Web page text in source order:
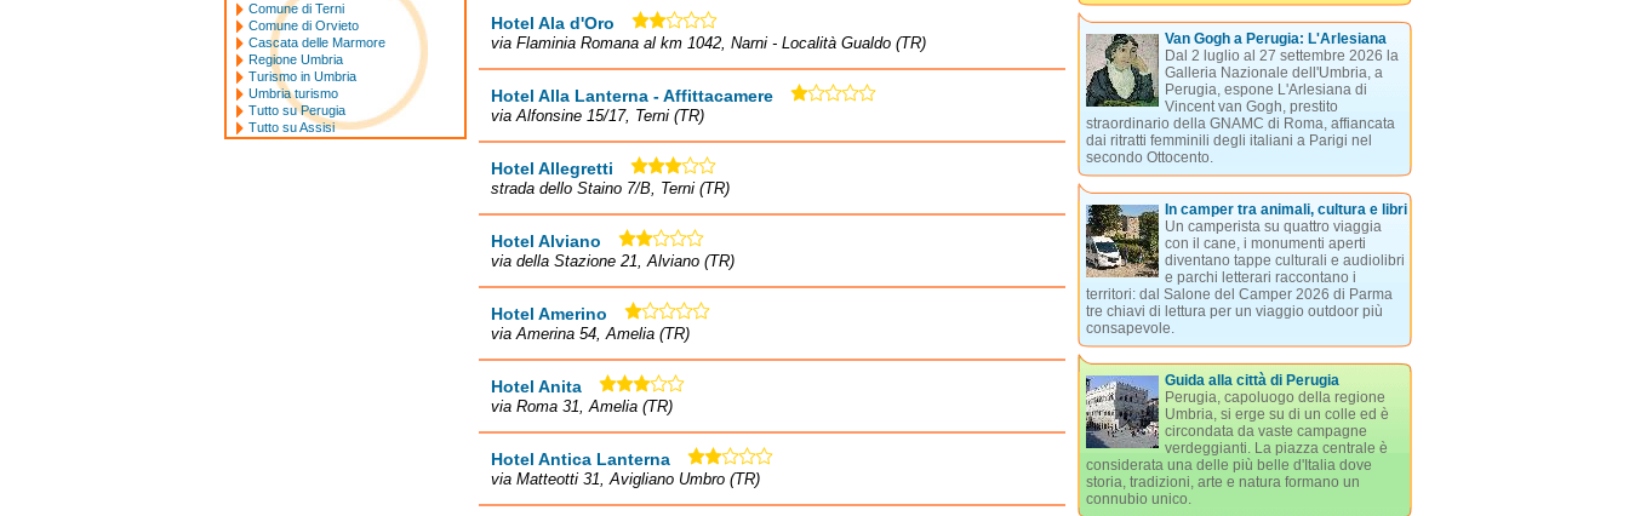
Hotel Ala d'Oro
via Flaminia Romana al km 1042, Narni - Località Gualdo (TR)
Hotel Alla Lanterna - Affittacamere
via Alfonsine 15/17, Terni (TR)
Hotel Allegretti
strada dello Staino 7/B, Terni (TR)
Hotel Alviano
via della Stazione 21, Alviano (TR)
Hotel Amerino
via Amerina 54, Amelia (TR)
Hotel Anita
via Roma 31, Amelia (TR)
Hotel Antica Lanterna
via Matteotti 31, Avigliano Umbro (TR)
Van Gogh a Perugia: L'Arlesiana
Dal 2 luglio al 27 settembre 2026 la
Galleria Nazionale dell'Umbria, a
Perugia, espone L'Arlesiana di
Vincent van Gogh, prestito
straordinario della GNAMC di Roma, affiancata
dai ritratti femminili degli italiani a Parigi nel
secondo Ottocento.
In camper tra animali, cultura e libri
Un camperista su quattro viaggia
con il cane, i monumenti aperti
diventano tappe culturali e audiolibri
e parchi letterari raccontano i
territori: dal Salone del Camper 2026 di Parma
tre chiavi di lettura per un viaggio outdoor più
consapevole.
Guida alla città di Perugia
Perugia, capoluogo della regione
Umbria, si erge su di un colle ed è
circondata da vaste campagne
verdeggianti. La piazza centrale è
considerata una delle più belle d'Italia dove
storia, tradizioni, arte e natura formano un
connubio unico.
Comune di Terni
Comune di Orvieto
Cascata delle Marmore
Regione Umbria
Turismo in Umbria
Umbria turismo
Tutto su Perugia
Tutto su Assisi